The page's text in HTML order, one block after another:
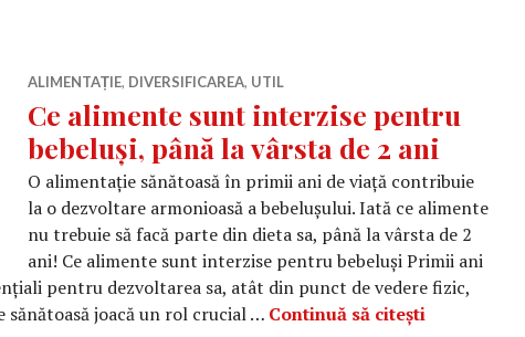
ALIMENTAȚIE, DIVERSIFICAREA, UTIL
Ce alimente sunt interzise pentru
bebeluși, până la vârsta de 2 ani
O alimentație sănătoasă în primii ani de viață contribuie
la o dezvoltare armonioasă a bebelușului. Iată ce alimente
nu trebuie să facă parte din dieta sa, până la vârsta de 2
ani! Ce alimente sunt interzise pentru bebeluși Primii ani
pentru dezvoltarea sa, atât din punct de vedere fizic,
sănătoasă joacă un rol crucial … Continuă să citești